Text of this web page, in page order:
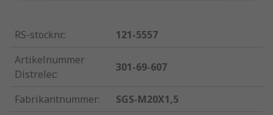
RS-stocknr.:
121-5557
Artikelnummer
Distrelec:
301-69-607
Fabrikantnummer:
SGS-M20X1,5